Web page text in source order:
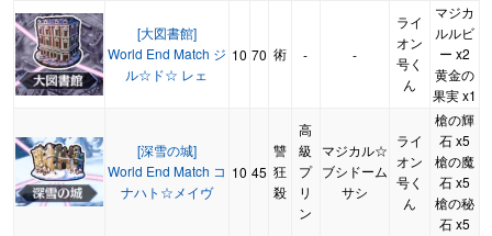
[大図書館]
World End Match ジ
ル☆ド☆ レェ
10 70 術 - -
ライ
オン
号く
ん
マジカ
ルルビ
ー x2
黄金の
果実 x1
[深雪の城]
World End Match コ
ナハト☆メイヴ
10 45
讐
狂
殺
高
級
プ
リ
ン
マジカル☆
ブシドーム
サシ
ライ
オン
号く
ん
槍の輝
石 x5
槍の魔
石 x5
槍の秘
石 x5